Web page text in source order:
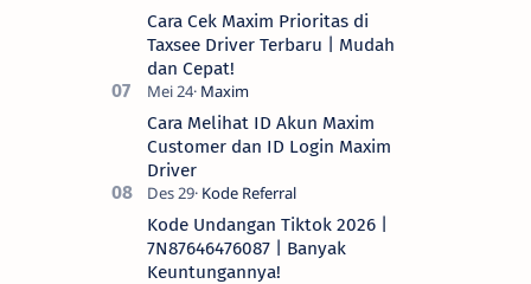
Cara Cek Maxim Prioritas di
Taxsee Driver Terbaru | Mudah
dan Cepat!
Cara Melihat ID Akun Maxim
Customer dan ID Login Maxim
Driver
Kode Undangan Tiktok 2026 |
7N87646476087 | Banyak
Keuntungannya!